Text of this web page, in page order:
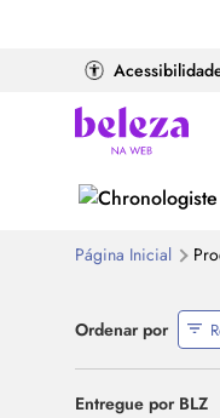
Página Inicial
Ordenar por
Entregue por BLZ